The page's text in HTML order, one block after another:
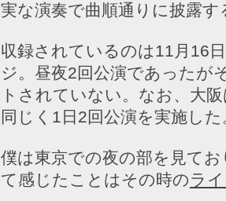
実な演奏で曲順通りに披露
収録されているのは11月16
ジ。昼夜2回公演であったが
トされていない。なお、大
同じく1日2回公演を実施した
僕は東京での夜の部を見て
て感じたことはその時のラ